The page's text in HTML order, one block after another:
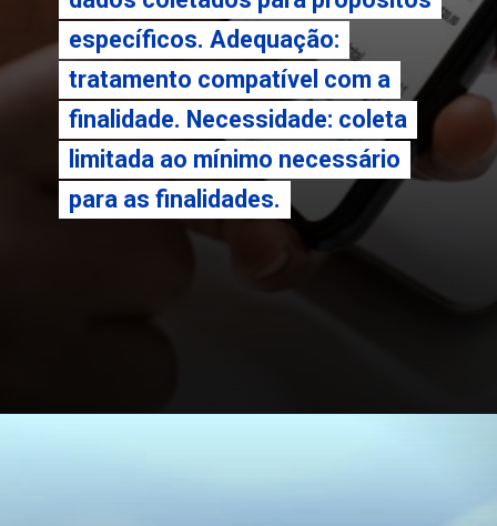
específicos. Adequação:
tratamento compatível com a
finalidade. Necessidade: coleta
limitada ao mínimo necessário
para as finalidades.
específicos. Adequação:
tratamento compatível com a
finalidade. Necessidade: coleta
limitada ao mínimo necessário
para as finalidades.